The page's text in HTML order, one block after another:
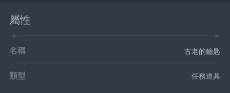
屬性
名稱 古老的鑰匙
類型 任務道具